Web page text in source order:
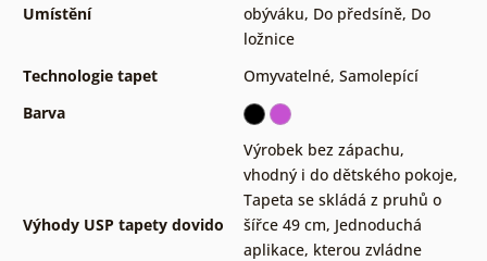
Umístění
obýváku, Do předsíně, Do
ložnice
Technologie tapet
Omyvatelné, Samolepící
Barva
Výhody USP tapety dovido
Výrobek bez zápachu,
vhodný i do dětského pokoje,
Tapeta se skládá z pruhů o
šířce 49 cm, Jednoduchá
aplikace, kterou zvládne